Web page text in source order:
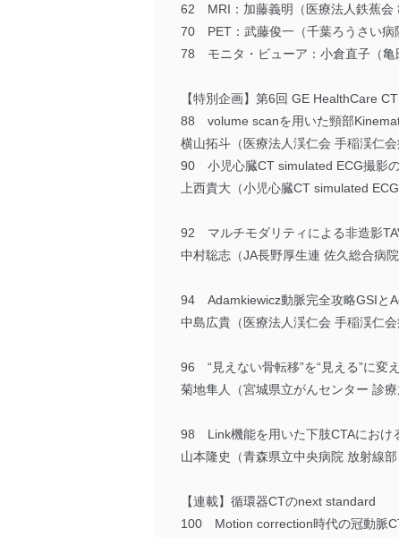
62 MRI：加藤義明（医療法人鉄蕉会
70 PET：武藤俊一（千葉ろうさい病
78 モニタ・ビューア：小倉直子（亀
【特別企画】第6回 GE HealthCare
88 volume scanを用いた頸部
横山拓斗（医療法人渓仁会 手稲渓仁会
90 小児心臓CT simulated ECG撮影
上西貴大（小児心臓CT simulated
92 マルチモダリティによる非造影
中村聡志（JA長野厚生連 佐久総合病
94 Adamkiewicz動脈完全攻略GSIと
中島広貴（医療法人渓仁会 手稲渓仁会
96 “見えない骨転移”を“見える”に変
菊地隼人（宮城県立がんセンター 診療
98 Link機能を用いた下肢CTAにおけ
山本隆史（青森県立中央病院 放射線部
【連載】循環器CTのnext standard
100 Motion correction時代の冠動脈